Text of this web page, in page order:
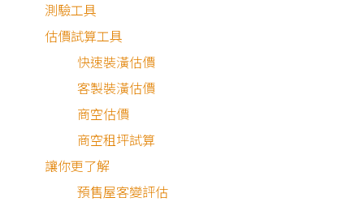
測驗工具
估價試算工具
快速裝潢估價
客製裝潢估價
商空估價
商空租坪試算
讓你更了解
預售屋客變評估